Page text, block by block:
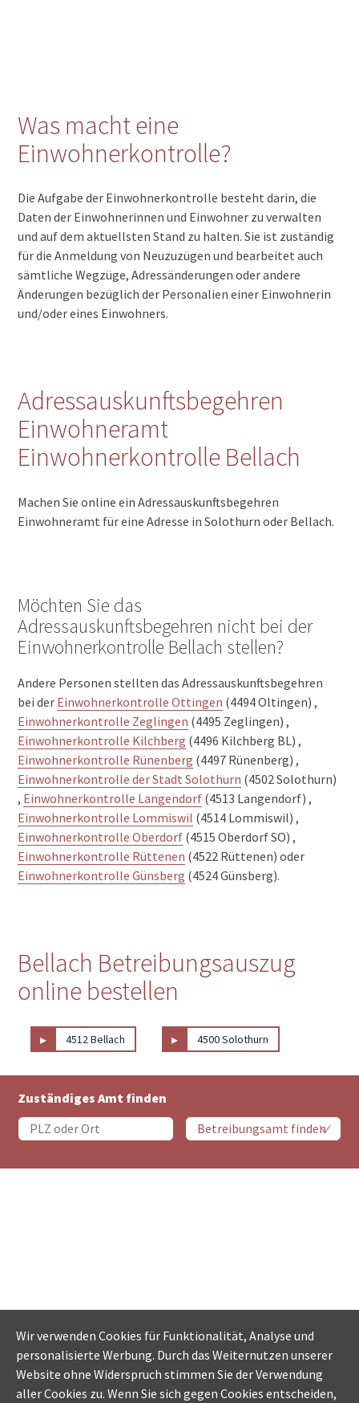
Was macht eine
Einwohnerkontrolle?
Die Aufgabe der Einwohnerkontrolle besteht darin, die
Daten der Einwohnerinnen und Einwohner zu verwalten
und auf dem aktuellsten Stand zu halten. Sie ist zuständig
für die Anmeldung von Neuzuzügen und bearbeitet auch
sämtliche Wegzüge, Adressänderungen oder andere
Änderungen bezüglich der Personalien einer Einwohnerin
und/oder eines Einwohners.
Adressauskunftsbegehren
Einwohneramt
Einwohnerkontrolle Bellach
Machen Sie online ein Adressauskunftsbegehren
Einwohneramt für eine Adresse in Solothurn oder Bellach.
Möchten Sie das
Adressauskunftsbegehren nicht bei der
Einwohnerkontrolle Bellach stellen?
Andere Personen stellten das Adressauskunftsbegehren
bei der Einwohnerkontrolle Ottingen (4494 Oltingen) ,
Einwohnerkontrolle Zeglingen (4495 Zeglingen) ,
Einwohnerkontrolle Kilchberg (4496 Kilchberg BL) ,
Einwohnerkontrolle Rünenberg (4497 Rünenberg) ,
Einwohnerkontrolle der Stadt Solothurn (4502 Solothurn)
, Einwohnerkontrolle Langendorf (4513 Langendorf) ,
Einwohnerkontrolle Lommiswil (4514 Lommiswil) ,
Einwohnerkontrolle Oberdorf (4515 Oberdorf SO) ,
Einwohnerkontrolle Rüttenen (4522 Rüttenen) oder
Einwohnerkontrolle Günsberg (4524 Günsberg).
Bellach Betreibungsauszug
online bestellen
▸ 4512 Bellach ▸ 4500 Solothurn
Zuständiges Amt finden
Wir verwenden Cookies für Funktionalität, Analyse und
personalisierte Werbung. Durch das Weiternutzen unserer
Website ohne Widerspruch stimmen Sie der Verwendung
aller Cookies zu. Wenn Sie sich gegen Cookies entscheiden,